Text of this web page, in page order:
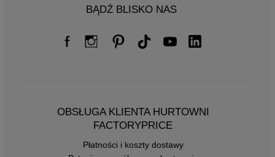
BĄDŹ BLISKO NAS
OBSŁUGA KLIENTA HURTOWNI
FACTORYPRICE
Płatności i koszty dostawy